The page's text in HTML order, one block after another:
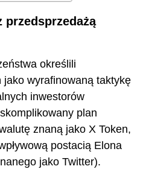
określili
jako wyrafinowaną taktykę
inwestorów
plan
znaną jako X Token,
postacią Elona
jako Twitter).